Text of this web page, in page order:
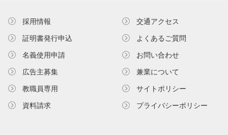
採用情報
証明書発⾏申込
名義使⽤申請
広告主募集
教職員専⽤
資料請求
交通アクセス
よくあるご質問
お問い合わせ
兼業について
サイトポリシー
プライバシーポリシー